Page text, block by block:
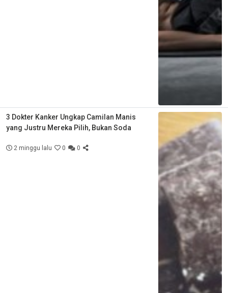
3 Dokter Kanker Ungkap Camilan Manis
yang Justru Mereka Pilih, Bukan Soda
2 minggu lalu 0 0